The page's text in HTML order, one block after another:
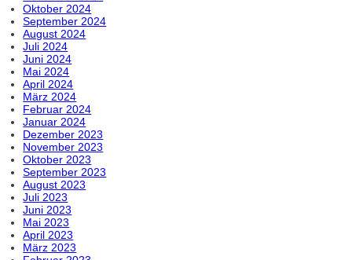
Oktober 2024
September 2024
August 2024
Juli 2024
Juni 2024
Mai 2024
April 2024
März 2024
Februar 2024
Januar 2024
Dezember 2023
November 2023
Oktober 2023
September 2023
August 2023
Juli 2023
Juni 2023
Mai 2023
April 2023
März 2023